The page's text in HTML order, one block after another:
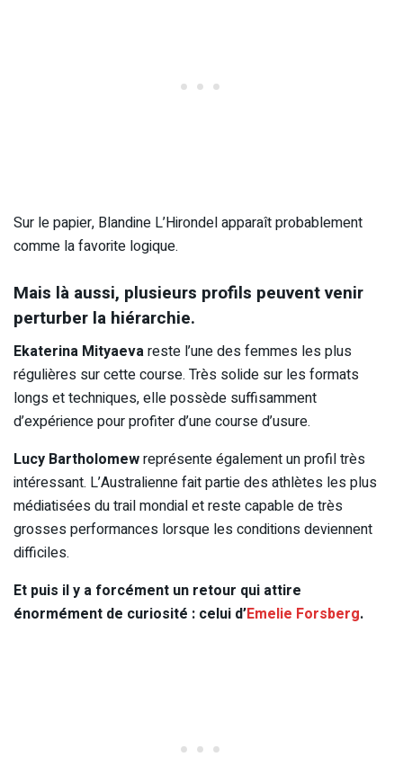
Sur le papier, Blandine L’Hirondel apparaît probablement
comme la favorite logique.
Mais là aussi, plusieurs profils peuvent venir
perturber la hiérarchie.
Ekaterina Mityaevareste l’une des femmes les plus
régulières sur cette course. Très solide sur les formats
longs et techniques, elle possède suffisamment
d’expérience pour profiter d’une course d’usure.
Lucy Bartholomewreprésente également un profil très
intéressant. L’Australienne fait partie des athlètes les plus
médiatisées du trail mondial et reste capable de très
grosses performances lorsque les conditions deviennent
difficiles.
Et puis il y a forcément un retour qui attire
énormément de curiosité : celui d’Emelie Forsberg.